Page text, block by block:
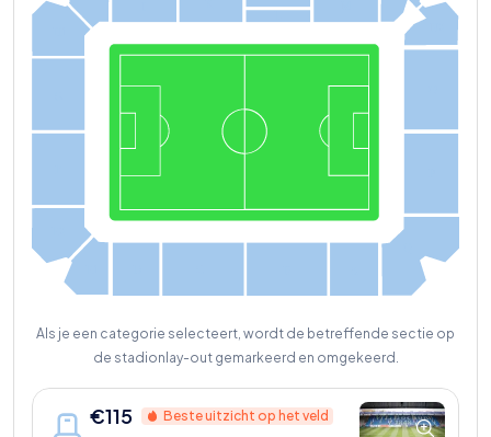
€115 Beste uitzicht op het veld
Als je een categorie selecteert, wordt de betreffende sectie op
de stadionlay-out gemarkeerd en omgekeerd.